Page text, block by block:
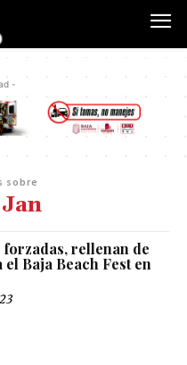
-
sobre
forzadas, rellenan de
el Baja Beach Fest en